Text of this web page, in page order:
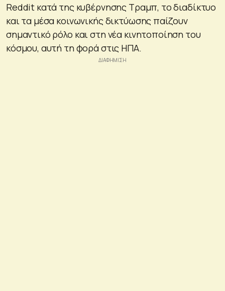
Reddit κατά της κυβέρνησης Τραμπ, το διαδίκτυο
και τα μέσα κοινωνικής δικτύωσης παίζουν
σημαντικό ρόλο και στη νέα κινητοποίηση του
κόσμου, αυτή τη φορά στις ΗΠΑ.